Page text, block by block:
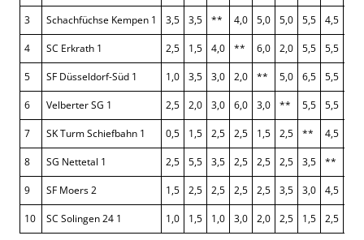
3 Schachfüchse Kempen 1 3,5 3,5 ** 4,0 5,0 5,0 5,5 4,5
4 SC Erkrath 1 2,5 1,5 4,0 ** 6,0 2,0 5,5 5,5
5 SF Düsseldorf-Süd 1 1,0 3,5 3,0 2,0 ** 5,0 6,5 5,5
6 Velberter SG 1 2,5 2,0 3,0 6,0 3,0 ** 5,5 5,5
7 SK Turm Schiefbahn 1 0,5 1,5 2,5 2,5 1,5 2,5 ** 4,5
8 SG Nettetal 1 2,5 5,5 3,5 2,5 2,5 2,5 3,5 **
9 SF Moers 2 1,5 2,5 2,5 2,5 2,5 3,5 3,0 4,5
10 SC Solingen 24 1 1,0 1,5 1,0 3,0 2,0 2,5 1,5 2,5